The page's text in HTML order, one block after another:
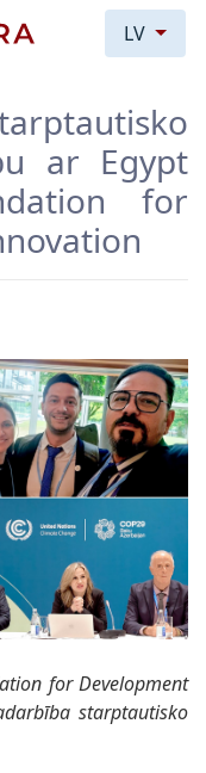
LV
ar Egypt
for
for Development
starptautisko